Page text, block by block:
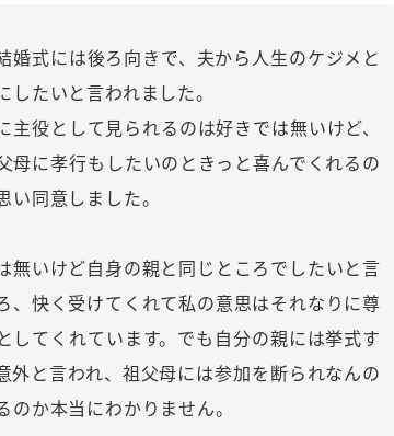
婚式には後ろ向きで、夫から人生のケジメと
したいと言われました。
主役として見られるのは好きでは無いけど、
母に孝行もしたいのときっと喜んでくれるの
い同意しました。
無いけど自身の親と同じところでしたいと言
、快く受けてくれて私の意思はそれなりに尊
してくれています。でも自分の親には挙式す
外と言われ、祖父母には参加を断られなんの
のか本当にわかりません。